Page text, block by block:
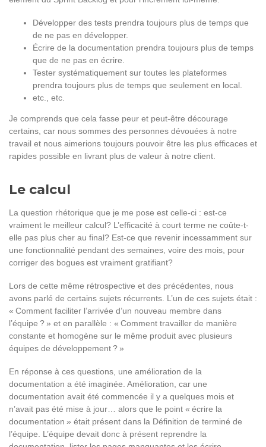
Développer des tests prendra toujours plus de temps que
de ne pas en développer.
Écrire de la documentation prendra toujours plus de temps
que de ne pas en écrire.
Tester systématiquement sur toutes les plateformes
prendra toujours plus de temps que seulement en local.
etc., etc.
Je comprends que cela fasse peur et peut-être décourage
certains, car nous sommes des personnes dévouées à notre
travail et nous aimerions toujours pouvoir être les plus efficaces et
rapides possible en livrant plus de valeur à notre client.
Le calcul
La question rhétorique que je me pose est celle-ci : est-ce
vraiment le meilleur calcul? L’efficacité à court terme ne coûte-t-
elle pas plus cher au final? Est-ce que revenir incessamment sur
une fonctionnalité pendant des semaines, voire des mois, pour
corriger des bogues est vraiment gratifiant?
Lors de cette même rétrospective et des précédentes, nous
avons parlé de certains sujets récurrents. L’un de ces sujets était :
« Comment faciliter l’arrivée d’un nouveau membre dans
l’équipe ? » et en parallèle : « Comment travailler de manière
constante et homogène sur le même produit avec plusieurs
équipes de développement ? »
En réponse à ces questions, une amélioration de la
documentation a été imaginée. Amélioration, car une
documentation avait été commencée il y a quelques mois et
n’avait pas été mise à jour… alors que le point « écrire la
documentation » était présent dans la Définition de terminé de
l’équipe. L’équipe devait donc à présent reprendre la